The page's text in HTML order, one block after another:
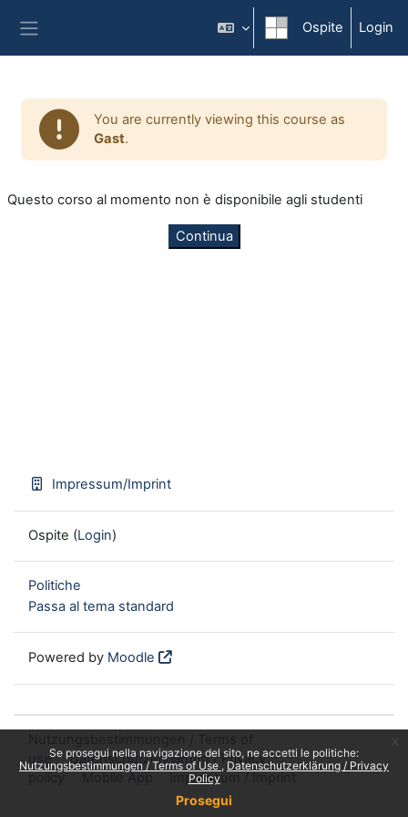
Se prosegui nella navigazione del sito, ne accetti le politiche:
Nutzungsbestimmungen / Terms of Use
Datenschutzerklärung / Privacy
Policy
Prosegui
Ospite Login
You are currently viewing this course as
Gast.
Questo corso al momento non è disponibile agli studenti
Continua
Impressum/Imprint
Ospite (Login)
Politiche
Passa al tema standard
Powered by Moodle
use
Datenschutzerklärung / Privacy
policy
Mobile App Impressum / Imprint